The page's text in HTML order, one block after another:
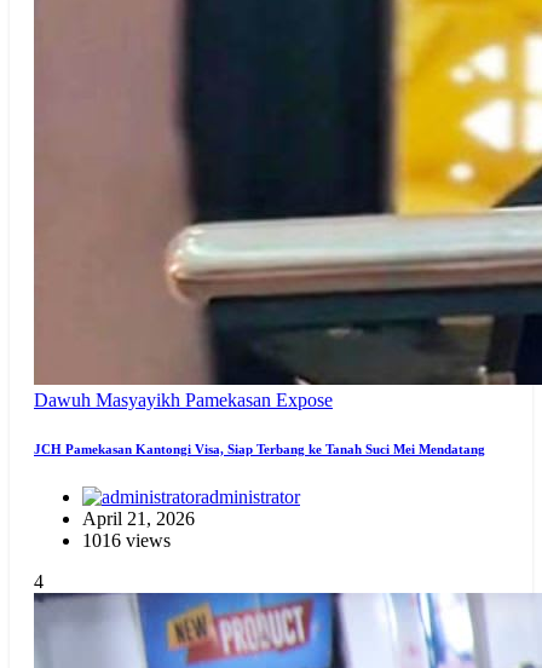
Dawuh Masyayikh Pamekasan Expose
JCH Pamekasan Kantongi Visa, Siap Terbang ke Tanah Suci Mei Mendatang
administrator
April 21, 2026
1016 views
4